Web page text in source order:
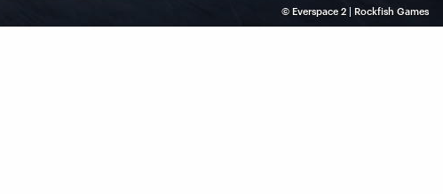
© Everspace 2 | Rockfish Games